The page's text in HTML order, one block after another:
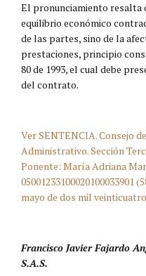
El pronunciamiento resalta
equilibrio económico
de las partes, sino de la
prestaciones, principio
80 de 1993, el cual debe
del contrato.
Ver SENTENCIA. Consejo
Administrativo. Sección
Ponente: María Adriana
05001233100020100033901
mayo de dos mil
Francisco Javier Fajardo
S.A.S.